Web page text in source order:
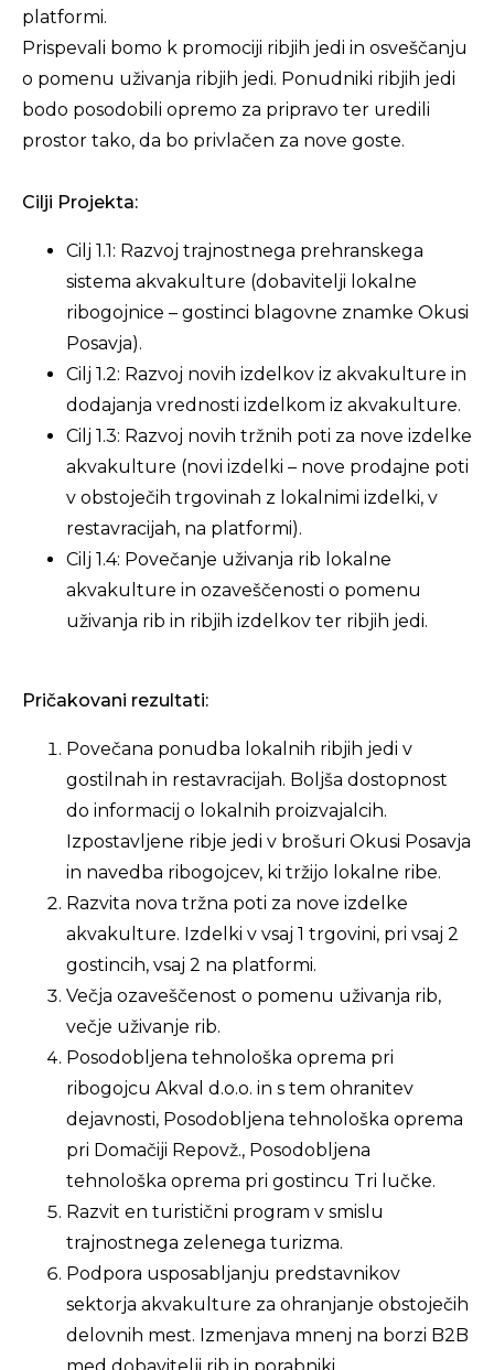
platformi.
Prispevali bomo k promociji ribjih jedi in osveščanju
o pomenu uživanja ribjih jedi. Ponudniki ribjih jedi
bodo posodobili opremo za pripravo ter uredili
prostor tako, da bo privlačen za nove goste.
Cilji Projekta:
Cilj 1.1: Razvoj trajnostnega prehranskega
sistema akvakulture (dobavitelji lokalne
ribogojnice – gostinci blagovne znamke Okusi
Posavja).
Cilj 1.2: Razvoj novih izdelkov iz akvakulture in
dodajanja vrednosti izdelkom iz akvakulture.
Cilj 1.3: Razvoj novih tržnih poti za nove izdelke
akvakulture (novi izdelki – nove prodajne poti
v obstoječih trgovinah z lokalnimi izdelki, v
restavracijah, na platformi).
Cilj 1.4: Povečanje uživanja rib lokalne
akvakulture in ozaveščenosti o pomenu
uživanja rib in ribjih izdelkov ter ribjih jedi.
Pričakovani rezultati:
Povečana ponudba lokalnih ribjih jedi v
gostilnah in restavracijah. Boljša dostopnost
do informacij o lokalnih proizvajalcih.
Izpostavljene ribje jedi v brošuri Okusi Posavja
in navedba ribogojcev, ki tržijo lokalne ribe.
Razvita nova tržna poti za nove izdelke
akvakulture. Izdelki v vsaj 1 trgovini, pri vsaj 2
gostincih, vsaj 2 na platformi.
Večja ozaveščenost o pomenu uživanja rib,
večje uživanje rib.
Posodobljena tehnološka oprema pri
ribogojcu Akval d.o.o. in s tem ohranitev
dejavnosti, Posodobljena tehnološka oprema
pri Domačiji Repovž., Posodobljena
tehnološka oprema pri gostincu Tri lučke.
Razvit en turistični program v smislu
trajnostnega zelenega turizma.
Podpora usposabljanju predstavnikov
sektorja akvakulture za ohranjanje obstoječih
delovnih mest. Izmenjava mnenj na borzi B2B